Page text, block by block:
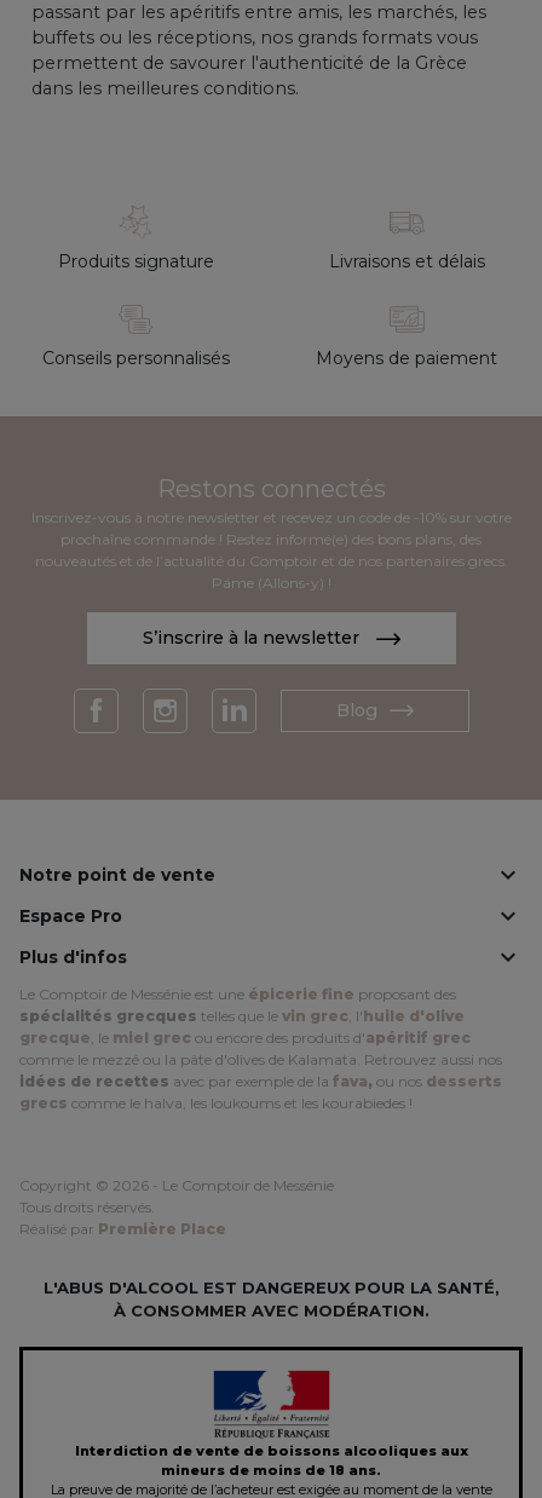
passant par les apéritifs entre amis, les marchés, les
buffets ou les réceptions, nos grands formats vous
permettent de savourer l'authenticité de la Grèce
dans les meilleures conditions.
Produits signature Livraisons et délais
Conseils personnalisés Moyens de paiement
Restons connectés
Inscrivez-vous à notre newsletter et recevez un code de -10% sur votre
prochaine commande ! Restez informé(e) des bons plans, des
nouveautés et de l’actualité du Comptoir et de nos partenaires grecs.
Páme (Allons-y) !
S’inscrire à la newsletter
Blog
Notre point de vente 
Espace Pro 
Plus d'infos 
Le Comptoir de Messénie est une épicerie fine proposant des
spécialités grecques telles que le vin grec, l'huile d'olive
grecque, le miel grec ou encore des produits d'apéritif grec
comme le mezzé ou la pâte d'olives de Kalamata. Retrouvez aussi nos
idées de recettes avec par exemple de la fava, ou nos desserts
grecs comme le halva, les loukoums et les kourabiedes !
Copyright © 2026 - Le Comptoir de Messénie
Tous droits réservés.
Réalisé par Première Place
L'ABUS D'ALCOOL EST DANGEREUX POUR LA SANTÉ,
À CONSOMMER AVEC MODÉRATION.
Interdiction de vente de boissons alcooliques aux
mineurs de moins de 18 ans.
La preuve de majorité de l’acheteur est exigée au moment de la vente